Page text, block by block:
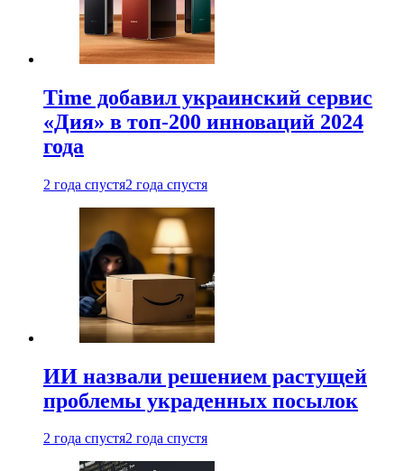
Time добавил украинский сервис
«Дия» в топ-200 инноваций 2024
года
2 года спустя2 года спустя
ИИ назвали решением растущей
проблемы украденных посылок
2 года спустя2 года спустя